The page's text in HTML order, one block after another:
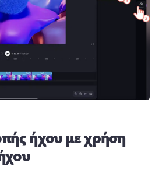
ήχου με χρήση